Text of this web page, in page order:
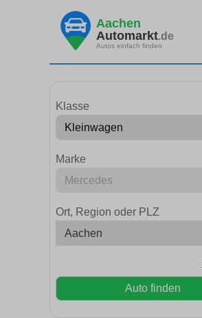
Aachen
Automarkt.de
Autos einfach finden
Klasse
Marke
Ort, Region oder PLZ
Auto finden